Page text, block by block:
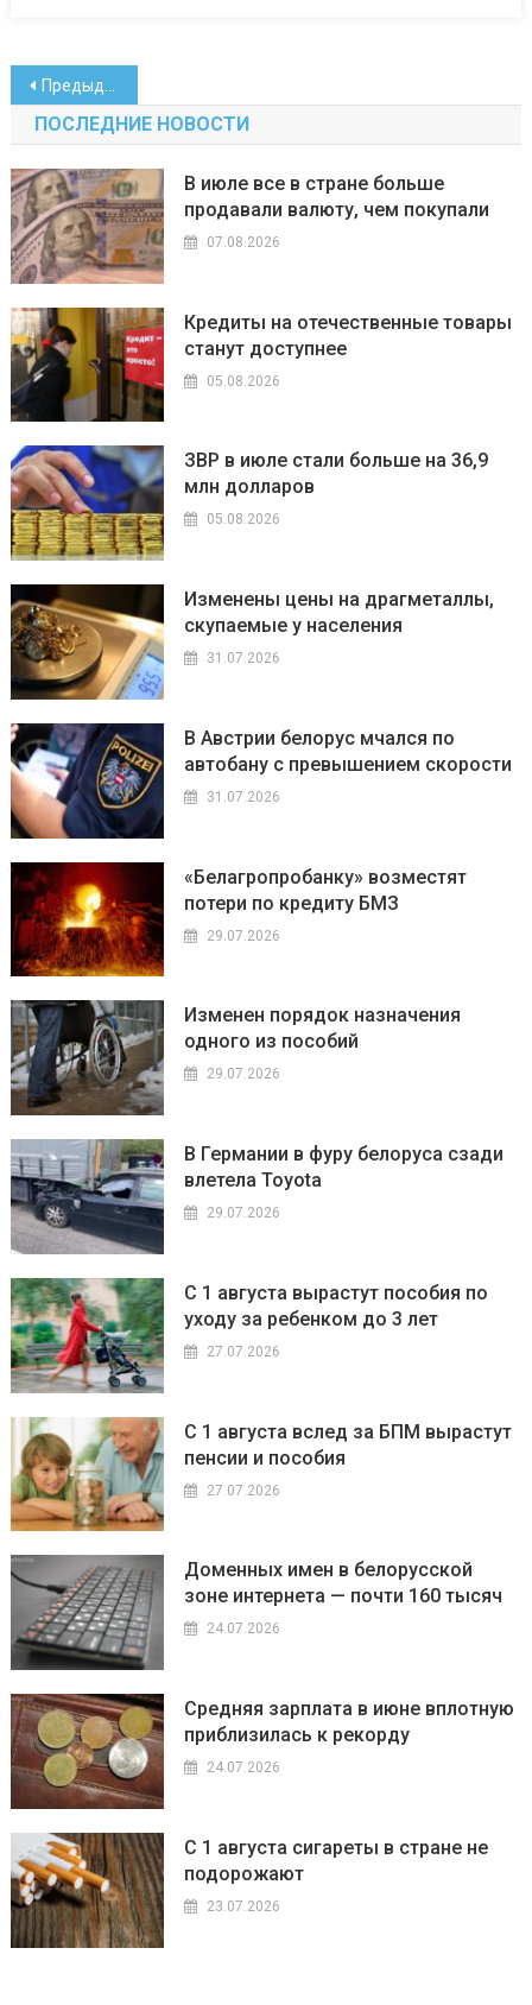
Навигация
по
записям
Предыдущие записи
ПОСЛЕДНИЕ НОВОСТИ
В июле все в стране больше
продавали валюту, чем покупали
07.08.2026
Кредиты на отечественные товары
станут доступнее
05.08.2026
ЗВР в июле стали больше на 36,9
млн долларов
05.08.2026
Изменены цены на драгметаллы,
скупаемые у населения
31.07.2026
В Австрии белорус мчался по
автобану с превышением скорости
31.07.2026
«Белагропробанку» возместят
потери по кредиту БМЗ
29.07.2026
Изменен порядок назначения
одного из пособий
29.07.2026
В Германии в фуру белоруса сзади
влетела Toyota
29.07.2026
С 1 августа вырастут пособия по
уходу за ребенком до 3 лет
27.07.2026
С 1 августа вслед за БПМ вырастут
пенсии и пособия
27.07.2026
Доменных имен в белорусской
зоне интернета — почти 160 тысяч
24.07.2026
Средняя зарплата в июне вплотную
приблизилась к рекорду
24.07.2026
С 1 августа сигареты в стране не
подорожают
23.07.2026